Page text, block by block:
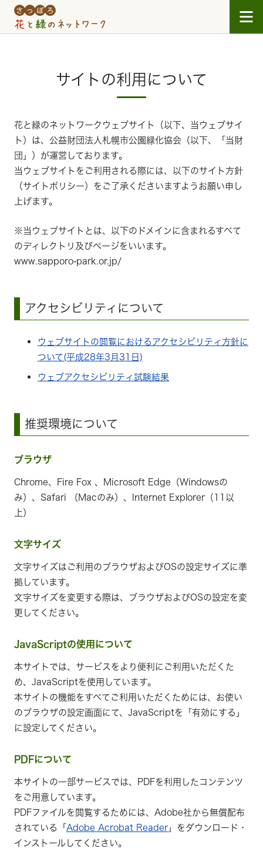
サイトの利用について
花と緑のネットワークウェブサイト（以下、当ウェブサイ
ト）は、公益財団法人札幌市公園緑化協会（以下、「当財
団」）が運営しております。
当ウェブサイトをご利用される際には、以下のサイト方針
（サイトポリシー）をご了承くださいますようお願い申し
上げます。
※当ウェブサイトとは、以下のドメインに含まれるすべて
のディレクトリ及びページをいいます。
www.sapporo-park.or.jp/
アクセシビリティについて
ウェブサイトの閲覧におけるアクセシビリティ方針に
ついて(平成28年3月31日)
ウェブアクセシビリティ試験結果
推奨環境について
ブラウザ
Chrome、Fire Fox 、Microsoft Edge（Windowsの
み）、Safari （Macのみ）、Internet Explorer（11以
上）
文字サイズ
文字サイズはご利用のブラウザおよびOSの設定サイズに準
拠しています。
文字サイズを変更する際は、ブラウザおよびOSの設定を変
更してください。
JavaScriptの使用について
本サイトでは、サービスをより便利にご利用いただくた
め、JavaScriptを使用しています。
本サイトの機能をすべてご利用いただくためには、お使い
のブラウザの設定画面にて、JavaScriptを「有効にする」
に設定してください。
PDFについて
本サイトの一部サービスでは、PDFを利用したコンテンツ
をご用意しています。
PDFファイルを閲覧するためには、Adobe社から無償配布
されている「Adobe Acrobat Reader」をダウンロード・
インストールしてください。